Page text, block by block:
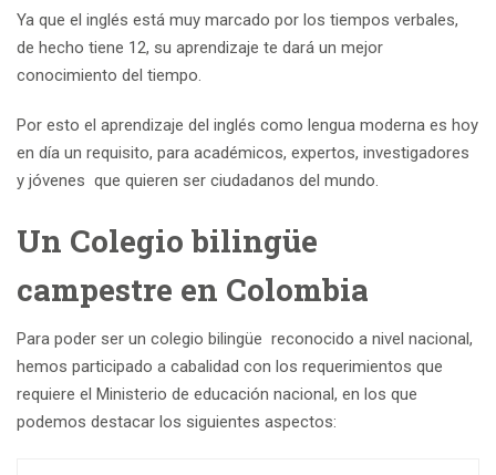
Ya que el inglés está muy marcado por los tiempos verbales,
de hecho tiene 12, su aprendizaje te dará un mejor
conocimiento del tiempo.
Por esto el aprendizaje del inglés como lengua moderna es hoy
en día un requisito, para académicos, expertos, investigadores
y jóvenes que quieren ser ciudadanos del mundo.
Un Colegio bilingüe
campestre en Colombia
Para poder ser un colegio bilingüe reconocido a nivel nacional,
hemos participado a cabalidad con los requerimientos que
requiere el Ministerio de educación nacional, en los que
podemos destacar los siguientes aspectos: